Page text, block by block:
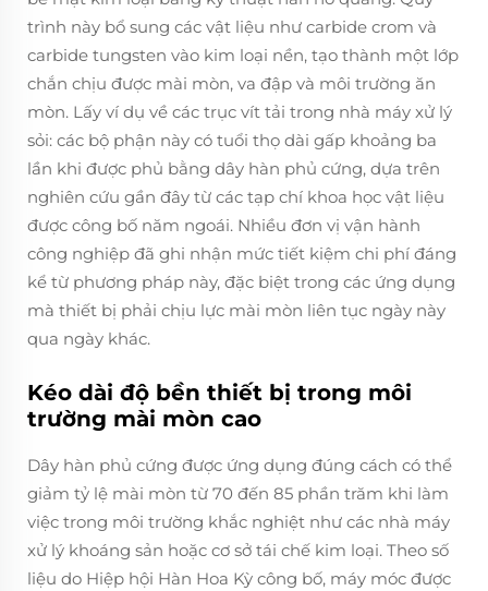
trình này bổ sung các vật liệu như carbide crom và
carbide tungsten vào kim loại nền, tạo thành một lớp
chắn chịu được mài mòn, va đập và môi trường ăn
mòn. Lấy ví dụ về các trục vít tải trong nhà máy xử lý
sỏi: các bộ phận này có tuổi thọ dài gấp khoảng ba
lần khi được phủ bằng dây hàn phủ cứng, dựa trên
nghiên cứu gần đây từ các tạp chí khoa học vật liệu
được công bố năm ngoái. Nhiều đơn vị vận hành
công nghiệp đã ghi nhận mức tiết kiệm chi phí đáng
kể từ phương pháp này, đặc biệt trong các ứng dụng
mà thiết bị phải chịu lực mài mòn liên tục ngày này
qua ngày khác.
Kéo dài độ bền thiết bị trong môi
trường mài mòn cao
Dây hàn phủ cứng được ứng dụng đúng cách có thể
giảm tỷ lệ mài mòn từ 70 đến 85 phần trăm khi làm
việc trong môi trường khắc nghiệt như các nhà máy
xử lý khoáng sản hoặc cơ sở tái chế kim loại. Theo số
liệu do Hiệp hội Hàn Hoa Kỳ công bố, máy móc được